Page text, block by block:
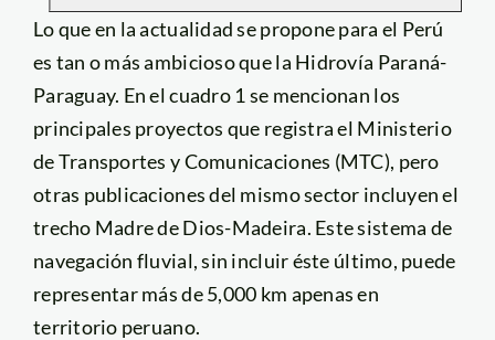
Lo que en la actualidad se propone para el Perú
es tan o más ambicioso que la Hidrovía Paraná-
Paraguay. En el cuadro 1 se mencionan los
principales proyectos que registra el Ministerio
de Transportes y Comunicaciones (MTC), pero
otras publicaciones del mismo sector incluyen el
trecho Madre de Dios-Madeira. Este sistema de
navegación fluvial, sin incluir éste último, puede
representar más de 5,000 km apenas en
territorio peruano.